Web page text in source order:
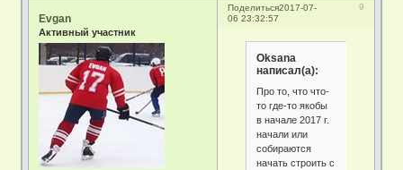
Поделиться 9
2017-07-
06 23:32:57
Evgan
Активный участник
Oksana
написал(а):
Про то, что что-
то где-то якобы
в начале 2017 г.
начали или
собираются
начать строить с